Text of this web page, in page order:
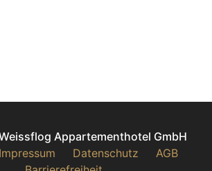
Appartementhotel GmbH
Impressum Datenschutz
AGB